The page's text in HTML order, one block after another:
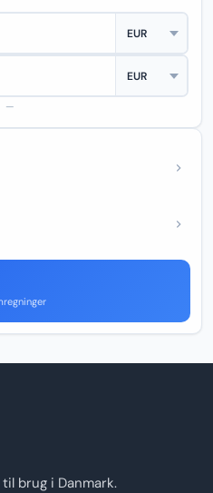
—
brug i Danmark.